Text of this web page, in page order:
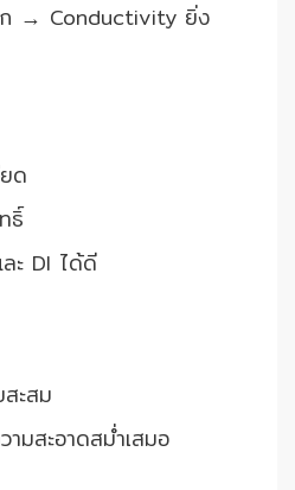
ก → Conductivity ยิ่ง
ด
ธิ์
ะ DI ได้ดี
ะสม
มสะอาดสม่ำเสมอ